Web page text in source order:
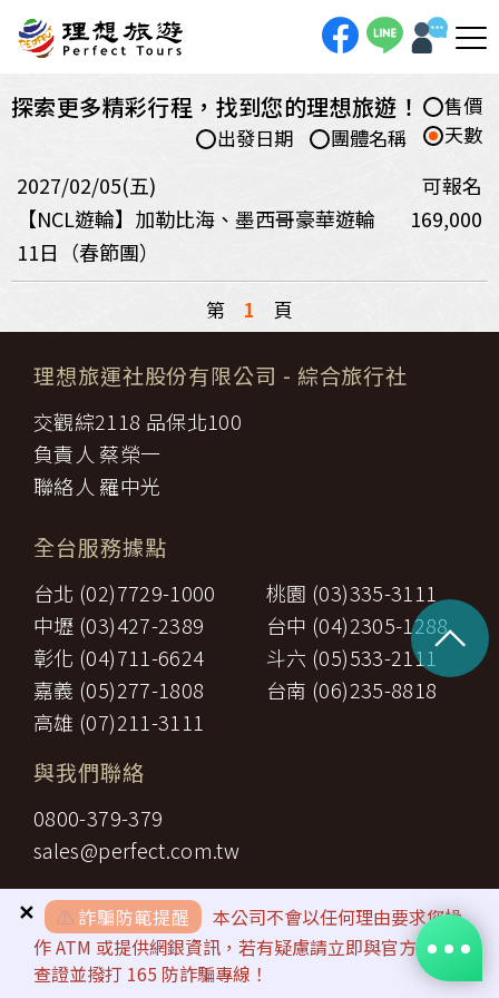
探索更多精彩行程，找到您的理想旅遊！
售價
天數
團體名稱
出發日期
2027/02/05(五)
可報名
【NCL遊輪】加勒比海、墨西哥豪華遊輪
11日（春節團）
169,000
第 1 頁
⚠️ 詐騙防範提醒
本公司不會以任何理由要求您操
作 ATM 或提供網銀資訊，若有疑慮請立即與官方客服
查證並撥打 165 防詐騙專線！
✕
理想旅運社股份有限公司 - 綜合旅行社
交觀綜2118 品保北100
負責人 蔡榮一
聯絡人 羅中光
全台服務據點
台北 (02)7729-1000
桃園 (03)335-3111
中壢 (03)427-2389
台中 (04)2305-1288
彰化 (04)711-6624
斗六 (05)533-2111
嘉義 (05)277-1808
台南 (06)235-8818
高雄 (07)211-3111
與我們聯絡
0800-379-379
sales@perfect.com.tw
^